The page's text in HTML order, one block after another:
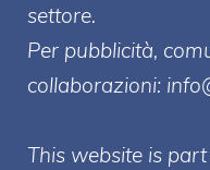
settore.
Per pubblicità,
collaborazioni:
This website is